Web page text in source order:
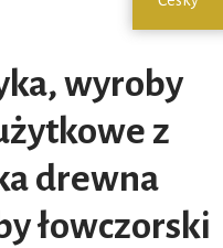
wyroby
z
drewna
łowczorski